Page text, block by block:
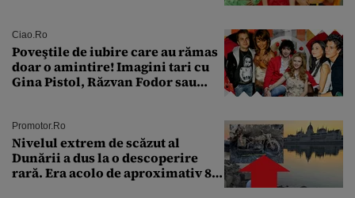
Ciao.ro
Poveştile de iubire care au rămas
doar o amintire! Imagini tari cu
Gina Pistol, Răzvan Fodor sau
Promotor.ro
Nivelul extrem de scăzut al
Dunării a dus la o descoperire
rară. Era acolo de aproximativ 80